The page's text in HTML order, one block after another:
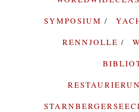
SYMPOSIUM
RENNJOLLE